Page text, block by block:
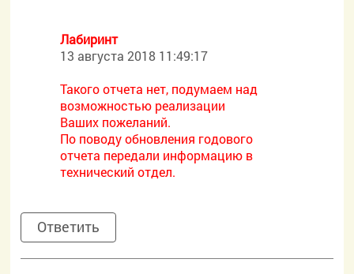
Лабиринт
13 августа 2018 11:49:17
Такого отчета нет, подумаем над
возможностью реализации
Ваших пожеланий.
По поводу обновления годового
отчета передали информацию в
технический отдел.
Ответить